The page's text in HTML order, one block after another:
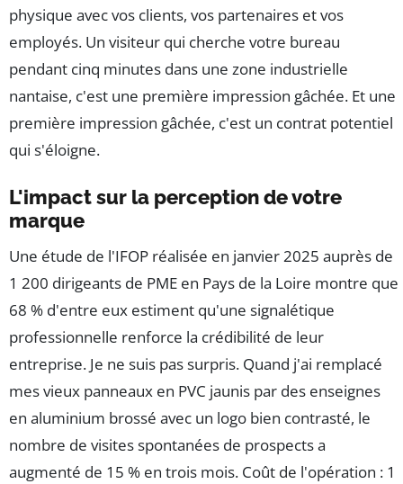
physique avec vos clients, vos partenaires et vos
employés. Un visiteur qui cherche votre bureau
pendant cinq minutes dans une zone industrielle
nantaise, c'est une première impression gâchée. Et une
première impression gâchée, c'est un contrat potentiel
qui s'éloigne.
L'impact sur la perception de votre
marque
Une étude de l'IFOP réalisée en janvier 2025 auprès de
1 200 dirigeants de PME en Pays de la Loire montre que
68 % d'entre eux estiment qu'une signalétique
professionnelle renforce la crédibilité de leur
entreprise. Je ne suis pas surpris. Quand j'ai remplacé
mes vieux panneaux en PVC jaunis par des enseignes
en aluminium brossé avec un logo bien contrasté, le
nombre de visites spontanées de prospects a
augmenté de 15 % en trois mois. Coût de l'opération : 1